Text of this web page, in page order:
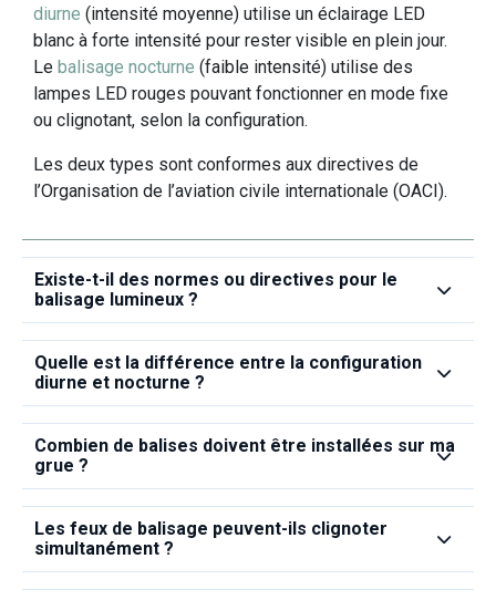
diurne (intensité moyenne) utilise un éclairage LED
blanc à forte intensité pour rester visible en plein jour.
Le balisage nocturne (faible intensité) utilise des
lampes LED rouges pouvant fonctionner en mode fixe
ou clignotant, selon la configuration.
Les deux types sont conformes aux directives de
l’Organisation de l’aviation civile internationale (OACI).
Existe‑t‑il des normes ou directives pour le
balisage lumineux ?
Quelle est la différence entre la configuration
diurne et nocturne ?
Combien de balises doivent être installées sur ma
grue ?
Les feux de balisage peuvent‑ils clignoter
simultanément ?